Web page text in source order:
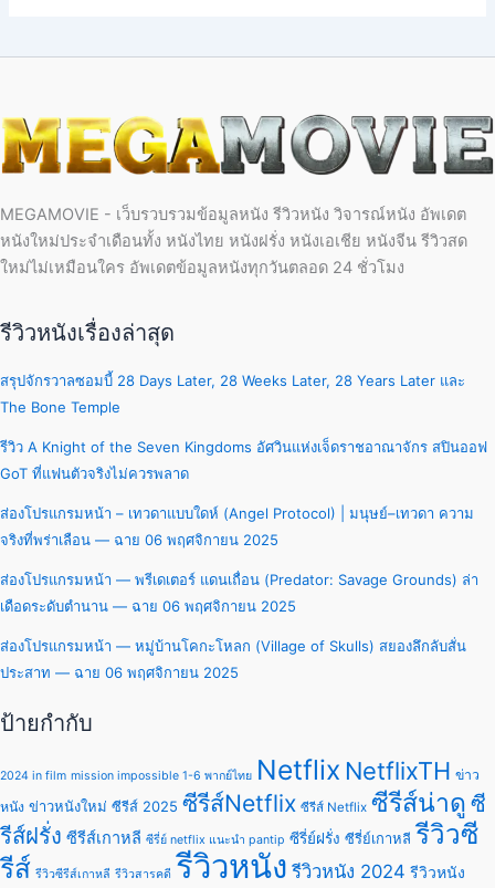
MEGAMOVIE - เว็บรวบรวมข้อมูลหนัง รีวิวหนัง วิจารณ์หนัง อัพเดต
หนังใหม่ประจำเดือนทั้ง หนังไทย หนังฝรั่ง หนังเอเชีย หนังจีน รีวิวสด
ใหม่ไม่เหมือนใคร อัพเดตข้อมูลหนังทุกวันตลอด 24 ชั่วโมง
รีวิวหนังเรื่องล่าสุด
สรุปจักรวาลซอมบี้ 28 Days Later, 28 Weeks Later, 28 Years Later และ
The Bone Temple
รีวิว A Knight of the Seven Kingdoms อัศวินแห่งเจ็ดราชอาณาจักร สปินออฟ
GoT ที่แฟนตัวจริงไม่ควรพลาด
ส่องโปรแกรมหน้า – เทวดาแบบใดห์ (Angel Protocol) | มนุษย์–เทวดา ความ
จริงที่พร่าเลือน — ฉาย 06 พฤศจิกายน 2025
ส่องโปรแกรมหน้า — พรีเดเตอร์ แดนเถื่อน (Predator: Savage Grounds) ล่า
เดือดระดับตำนาน — ฉาย 06 พฤศจิกายน 2025
ส่องโปรแกรมหน้า — หมู่บ้านโคกะโหลก (Village of Skulls) สยองลึกลับสั่น
ประสาท — ฉาย 06 พฤศจิกายน 2025
ป้ายกำกับ
2024 in film mission impossible 1-6 พากย์ไทย Netflix NetflixTH ข่าว
หนัง ข่าวหนังใหม่ ซีรีส์ 2025 ซีรีส์Netflix ซีรีส์ Netflix ซีรีส์น่าดู ซี
รีส์ฝรั่ง ซีรีส์เกาหลี ซีรี่ย์ netflix แนะนํา pantip ซีรี่ย์ฝรั่ง ซีรี่ย์เกาหลี รีวิวซี
รีส์ รีวิวซีรีส์เกาหลี รีวิวสารคดี รีวิวหนัง รีวิวหนัง 2024 รีวิวหนัง